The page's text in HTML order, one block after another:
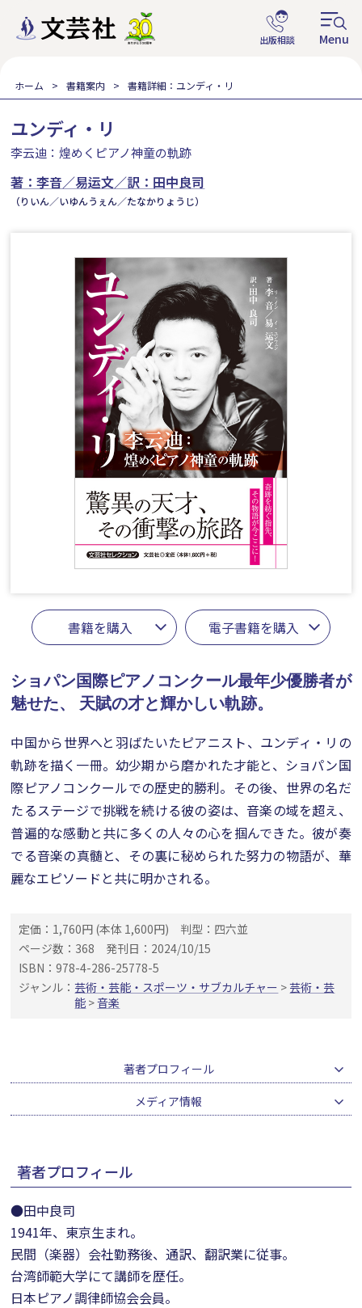
ホーム 書籍案内 書籍詳細：ユンディ・リ
ユンディ・リ
李云迪：煌めくピアノ神童の軌跡
著：李音／易运文／訳：田中良司
（りいん／いゆんうぇん／たなかりょうじ）
書籍を購入 電子書籍を購入
ショパン国際ピアノコンクール最年少優勝者が
魅せた、
天賦の才と輝かしい軌跡。
中国から世界へと羽ばたいたピアニスト、ユンディ・リの
軌跡を描く一冊。幼少期から磨かれた才能と、ショパン国
際ピアノコンクールでの歴史的勝利。その後、世界の名だ
たるステージで挑戦を続ける彼の姿は、音楽の域を超え、
普遍的な感動と共に多くの人々の心を掴んできた。彼が奏
でる音楽の真髄と、その裏に秘められた努力の物語が、華
麗なエピソードと共に明かされる。
定価：1,760円 (本体 1,600円)
判型：四六並
ページ数：368
発刊日：2024/10/15
ISBN：978-4-286-25778-5
ジャンル：芸術・芸能・スポーツ・サブカルチャー >芸術・芸
能 >音楽
著者プロフィール
メディア情報
著者プロフィール
●田中良司
1941年、東京生まれ。
民間（楽器）会社勤務後、通訳、翻訳業に従事。
台湾師範大学にて講師を歴任。
日本ピアノ調律師協会会員。